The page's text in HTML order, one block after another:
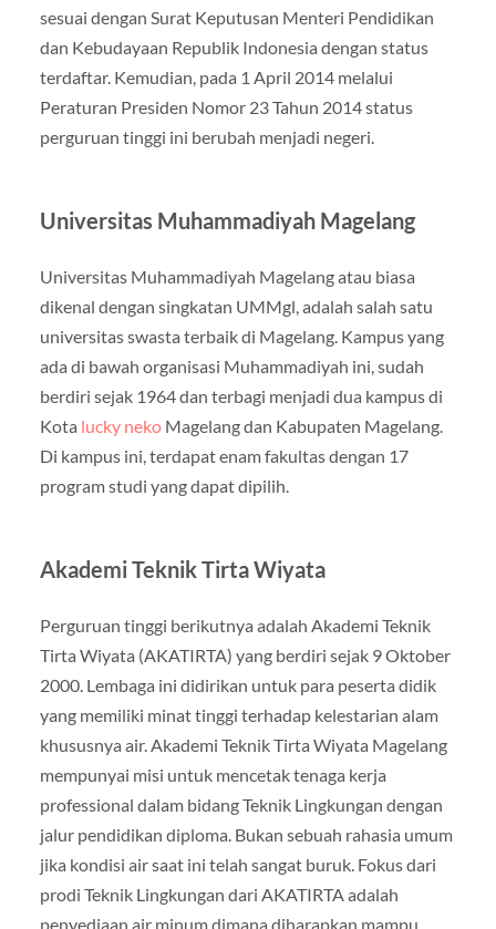
sesuai dengan Surat Keputusan Menteri Pendidikan
dan Kebudayaan Republik Indonesia dengan status
terdaftar. Kemudian, pada 1 April 2014 melalui
Peraturan Presiden Nomor 23 Tahun 2014 status
perguruan tinggi ini berubah menjadi negeri.
Universitas Muhammadiyah Magelang
Universitas Muhammadiyah Magelang atau biasa
dikenal dengan singkatan UMMgl, adalah salah satu
universitas swasta terbaik di Magelang. Kampus yang
ada di bawah organisasi Muhammadiyah ini, sudah
berdiri sejak 1964 dan terbagi menjadi dua kampus di
Kota lucky nekoMagelang dan Kabupaten Magelang.
Di kampus ini, terdapat enam fakultas dengan 17
program studi yang dapat dipilih.
Akademi Teknik Tirta Wiyata
Perguruan tinggi berikutnya adalah Akademi Teknik
Tirta Wiyata (AKATIRTA) yang berdiri sejak 9 Oktober
2000. Lembaga ini didirikan untuk para peserta didik
yang memiliki minat tinggi terhadap kelestarian alam
khususnya air. Akademi Teknik Tirta Wiyata Magelang
mempunyai misi untuk mencetak tenaga kerja
professional dalam bidang Teknik Lingkungan dengan
jalur pendidikan diploma. Bukan sebuah rahasia umum
jika kondisi air saat ini telah sangat buruk. Fokus dari
prodi Teknik Lingkungan dari AKATIRTA adalah
penyediaan air minum dimana diharapkan mampu